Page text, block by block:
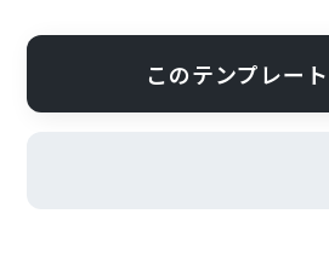
このテンプレー